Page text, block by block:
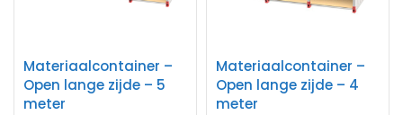
Materiaalcontainer –
Open lange zijde – 5
meter
Materiaalcontainer –
Open lange zijde – 4
meter